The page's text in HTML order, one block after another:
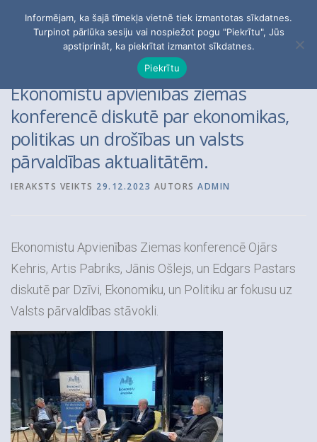
PAR APVIENĪBU
KONTAKTI
Meklēt:
Ekonomistu apvienības ziemas
konferencē diskutē par ekonomikas,
politikas un drošības un valsts
pārvaldības aktualitātēm.
IERAKSTS VEIKTS 29.12.2023 AUTORS ADMIN
Ekonomistu Apvienības Ziemas konferencē Ojārs
Kehris, Artis Pabriks, Jānis Ošlejs, un Edgars Pastars
diskutē par Dzīvi, Ekonomiku, un Politiku ar fokusu uz
Valsts pārvaldības stāvokli.
Informējam, ka šajā tīmekļa vietnē tiek izmantotas sīkdatnes.
Turpinot pārlūka sesiju vai nospiežot pogu "Piekrītu", Jūs
apstiprināt, ka piekrītat izmantot sīkdatnes.
Piekrītu